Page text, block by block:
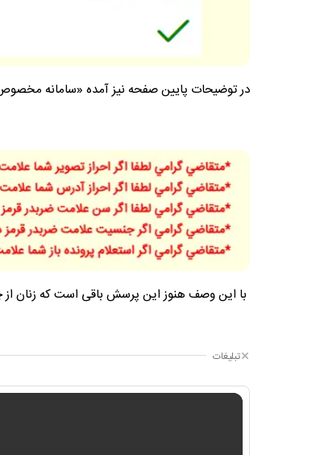
در توضیحات پایین صفحه نیز آمده «سامانه
با این وصف هنوز این پرسش باقی است که زنان از
تبلیغات